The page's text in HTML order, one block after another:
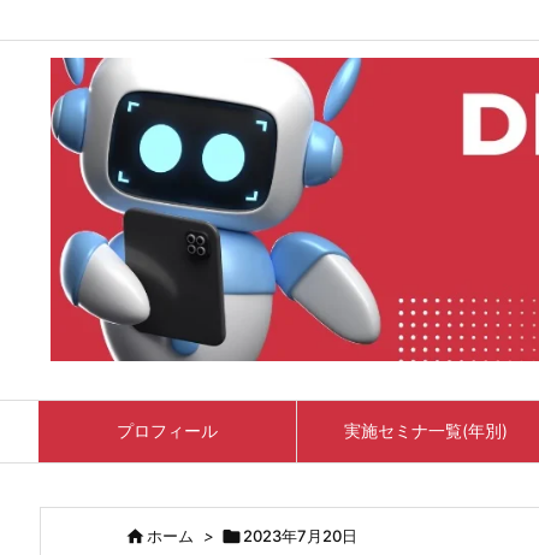
プロフィール 実施セミナ一覧(年別)
ホーム > 2023年7月20日